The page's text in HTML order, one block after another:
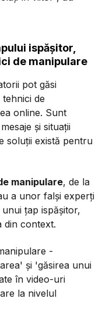
ispășitor,
de manipulare
pot găsi
de
online. Sunt
şi situaţii
soluții există pentru
manipulare, de la
a unor falşi experţi
ţap ispăşitor,
din context.
-
şi 'găsirea unui
în video-uri
la nivelul